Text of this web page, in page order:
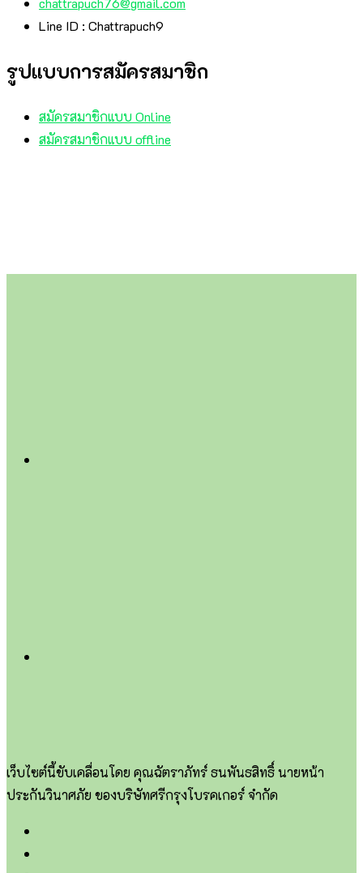
Line ID : Chattrapuch9
รูปแบบการสมัครสมาชิก
สมัครสมาชิกแบบ Online
สมัครสมาชิกแบบ offline
เว็บไซต์นี้ขับเคลื่อนโดย คุณฉัตราภัทร์ ธนพันธสิทธิ์ นายหน้า
ประกันวินาศภัย ของบริษัทศรีกรุงโบรคเกอร์ จำกัด